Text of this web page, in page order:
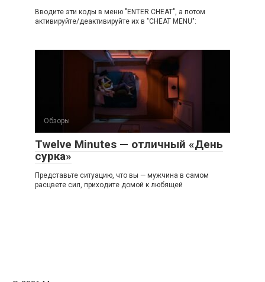
Вводите эти коды в меню "ENTER CHEAT", а потом
активируйте/деактивируйте их в "CHEAT MENU":
Обзоры
Twelve Minutes — отличный «День
сурка»
Представьте ситуацию, что вы — мужчина в самом
расцвете сил, приходите домой к любящей